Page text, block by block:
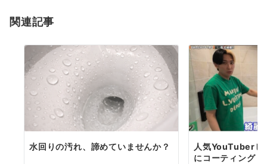
関連記事
水回りの汚れ、諦めていませんか？
人気YouTuberヒ
にコーティング